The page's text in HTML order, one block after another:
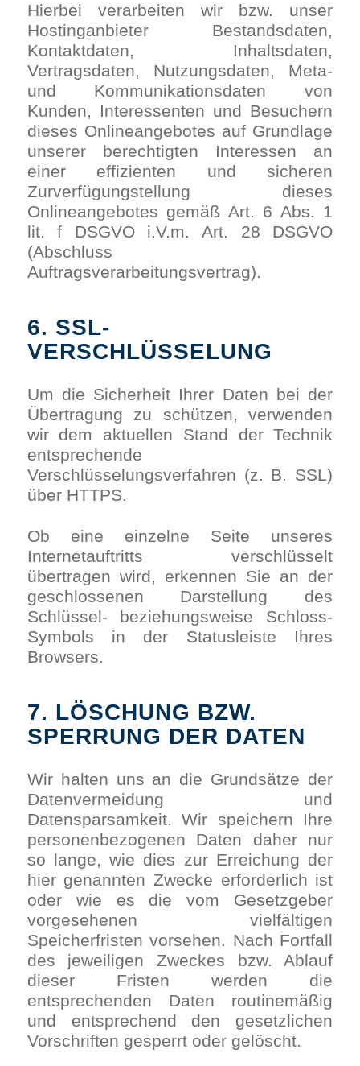
Hierbei verarbeiten wir bzw. unser
Hostinganbieter Bestandsdaten,
Kontaktdaten, Inhaltsdaten,
Vertragsdaten, Nutzungsdaten, Meta-
und Kommunikationsdaten von
Kunden, Interessenten und Besuchern
dieses Onlineangebotes auf Grundlage
unserer berechtigten Interessen an
einer effizienten und sicheren
Zurverfügungstellung dieses
Onlineangebotes gemäß Art. 6 Abs. 1
lit. f DSGVO i.V.m. Art. 28 DSGVO
(Abschluss
Auftragsverarbeitungsvertrag).
6. SSL-
VERSCHLÜSSELUNG
Um die Sicherheit Ihrer Daten bei der
Übertragung zu schützen, verwenden
wir dem aktuellen Stand der Technik
entsprechende
Verschlüsselungsverfahren (z. B. SSL)
über HTTPS.
Ob eine einzelne Seite unseres
Internetauftritts verschlüsselt
übertragen wird, erkennen Sie an der
geschlossenen Darstellung des
Schlüssel- beziehungsweise Schloss-
Symbols in der Statusleiste Ihres
Browsers.
7. LÖSCHUNG BZW.
SPERRUNG DER DATEN
Wir halten uns an die Grundsätze der
Datenvermeidung und
Datensparsamkeit. Wir speichern Ihre
personenbezogenen Daten daher nur
so lange, wie dies zur Erreichung der
hier genannten Zwecke erforderlich ist
oder wie es die vom Gesetzgeber
vorgesehenen vielfältigen
Speicherfristen vorsehen. Nach Fortfall
des jeweiligen Zweckes bzw. Ablauf
dieser Fristen werden die
entsprechenden Daten routinemäßig
und entsprechend den gesetzlichen
Vorschriften gesperrt oder gelöscht.